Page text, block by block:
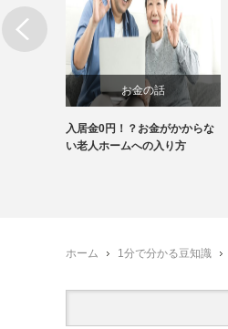
お金の話
入居金0円！？お金がかからな
い老人ホームへの入り方
ホーム 1分で分かる豆知識